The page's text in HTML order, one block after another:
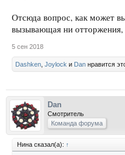
Отсюда вопрос, как может
вызывающая ни отторжения,
5 сен 2018
Dashken Joylock и Dan нравится
Dan
Смотритель
Команда форума
Нина сказал(а): ↑